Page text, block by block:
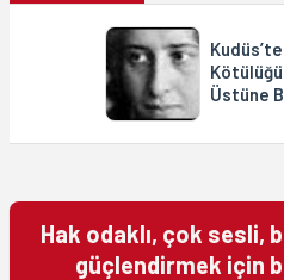
Üstüne
Hak odaklı, çok sesli,
güçlendirmek için